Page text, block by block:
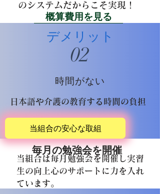
デメリット
02
時間がない
日本語や介護の教育する時間の負担
当組合の安心な取組
のシステムだからこそ実現！
概算費用を見る
毎月の勉強会を開催
当組合は毎月勉強会を開催し実習
生の向上心のサポートに力を入れ
ています。